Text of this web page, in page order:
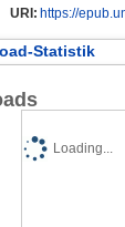
URI: https://
Statistik
Loading...